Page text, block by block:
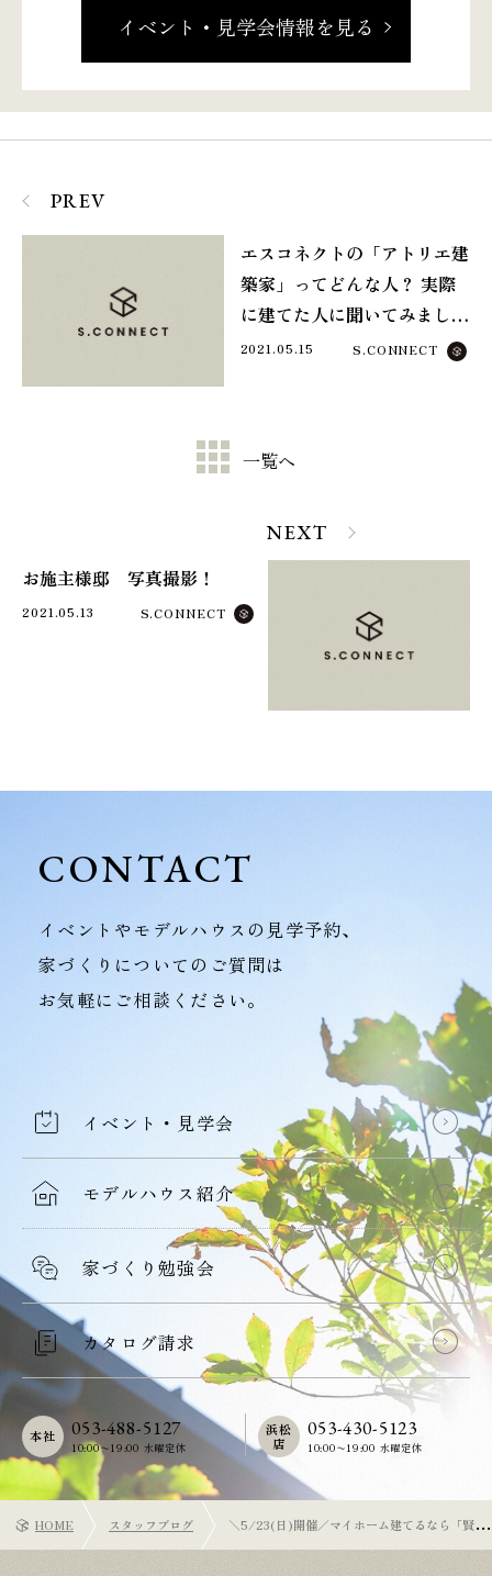
イベント・見学会情報を見る
PREV
エスコネクトの「アトリエ建
築家」ってどんな人？ 実際
に建てた人に聞いてみまし
た！
2021.05.15 S.CONNECT
一覧へ
NEXT
お施主様邸 写真撮影！
2021.05.13 S.CONNECT
CONTACT
イベントやモデルハウスの見学予約、
家づくりについてのご質問は
お気軽にご相談ください。
イベント・見学会
モデルハウス紹介
家づくり勉強会
カタログ請求
053-488-5127
10:00〜19:00 水曜定休
本社 053-430-5123
10:00〜19:00 水曜定休
浜松
店
HOME スタッフブログ ＼5/23(日)開催／マイホーム建てるなら「賢い